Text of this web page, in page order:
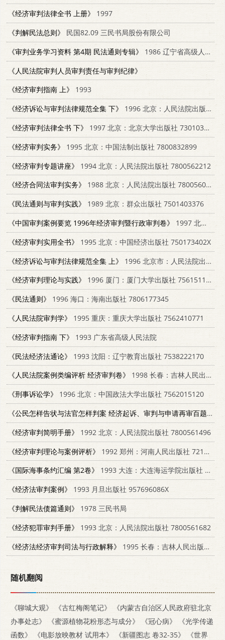
《经济审判法律全书 上册》
1997
《判解民法总则》
民国82.09 三民书局股份有限公司
《审判业务学习资料 第4期 民法通则专辑》
1986 辽宁省高级人民法院
《人民法院审判人员审判责任与审判纪律》
《经济审判指南 上》
1993
《经济诉讼与审判法律规范全集 下》
1996 北京：人民法院出版社 7800564207
《经济审判法律全书 下》
1997 北京：北京大学出版社 7301034946
《经济审判实务》
1995 北京：中国法制出版社 7800832899
《经济审判专题讲座》
1994 北京：人民法院出版社 7800562212
《经济合同法审判实务》
1988 北京：人民法院出版社 7800560341
《民法通则与审判实践》
1989 北京：群众出版社 7501403376
《中国审判案例要览 1996年经济审判暨行政审判卷》
1997 北京：中国人民大学出版社 7300025498
《经济审判实用全书》
1995 北京：中国经济出版社 750173402X
《经济诉讼与审判法律规范全集 上》
1996 北京市：人民法院出版社 7800564207
《经济审判理论与实践》
1996 厦门：厦门大学出版社 7561511612
《民法通则》
1996 海口：海南出版社 7806177345
《人民法院审判学》
1995 重庆：重庆大学出版社 7562410771
《经济审判指南 下》
1993 广东省高级人民法院
《民法经济法通论》
1993 沈阳：辽宁教育出版社 7538222170
《人民法院案例类编评析 经济审判卷》
1998 长春：吉林人民出版社 7206030300
《刑事诉讼学》
1996 北京：中国政法大学出版社 7562015120
《公民怎样告状与法官怎样判案 经济起诉、审判与申请再审百题问答》
《经济审判简明手册》
1992 北京：人民法院出版社 7800561496
《经济审判理论与案例评析》
1992 郑州：河南人民出版社 7215023060
《国际海事条约汇编 第2卷》
1993 大连：大连海运学院出版社 7563205861
《经济法审判案例》
1993 月旦出版社 957696086X
《判解民法债篇通则》
1978 三民书局
《经济犯罪审判手册》
1993 北京：人民法院出版社 7800561682
《经济法经济审判司法与行政解释》
1995 长春：吉林人民出版社 7206023452
随机翻阅
《聊城大观》 《古红梅阁笔记》
《内蒙古自治区人民政府驻北京
办事处志》
《蜜源植物花粉形态与成分》 《冠心病》
《光学传递
函数》
《电影放映教材 试用本》 《新疆图志 卷32-35》 《世界